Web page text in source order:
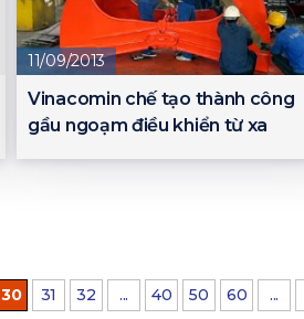
11/09/2013
Vinacomin chế tạo thành công
gầu ngoạm điều khiển từ xa
30 31 32 ... 40 50 60 ...